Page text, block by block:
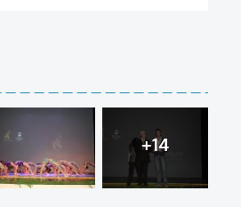
+14